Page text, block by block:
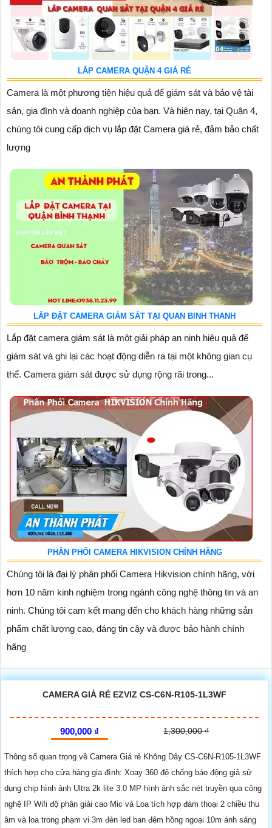
LẮP CAMERA QUẬN 4 GIÁ RẺ
Camera là một phương tiện hiệu quả để giám sát và bảo vệ tài
sản, gia đình và doanh nghiệp của bạn. Và hiện nay, tại Quận 4,
chúng tôi cung cấp dịch vụ lắp đặt Camera giá rẻ, đảm bảo chất
lượng
LẮP ĐẶT CAMERA GIÁM SÁT TẠI QUAN BINH THANH
Lắp đặt camera giám sát là một giải pháp an ninh hiệu quả để
giám sát và ghi lại các hoạt động diễn ra tại một không gian cụ
thể. Camera giám sát được sử dụng rộng rãi trong...
PHÂN PHỐI CAMERA HIKVISION CHÍNH HÃNG
Chúng tôi là đại lý phân phối Camera Hikvision chính hãng, với
hơn 10 năm kinh nghiệm trong ngành công nghệ thông tin và an
ninh. Chúng tôi cam kết mang đến cho khách hàng những sản
phẩm chất lượng cao, đáng tin cậy và được bảo hành chính
hãng
CAMERA GIÁ RẺ EZVIZ CS-C6N-R105-1L3WF
900,000 ₫ 1,300,000 ₫
Thông số quan trọng về Camera Giá rẻ Không Dây CS-C6N-R105-1L3WF
thích hợp cho cửa hàng gia đình: Xoay 360 độ chống báo động giả sử
dụng chip hình ảnh Ultra 2k lite 3.0 MP hình ảnh sắc nét truyền qua công
nghệ IP Wifi độ phân giải cao Mic và Loa tích hợp đàm thoại 2 chiều thu
âm và loa trong phạm vi 3m đèn led ban đêm hồng ngoại 10m ánh sáng